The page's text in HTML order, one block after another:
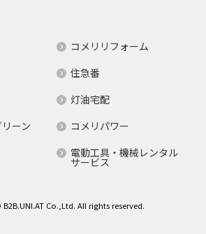
コメリリフォーム
住急番
灯油宅配
ーン
コメリパワー
電動工具・機械レンタル
サービス
Co.,Ltd. All rights reserved.